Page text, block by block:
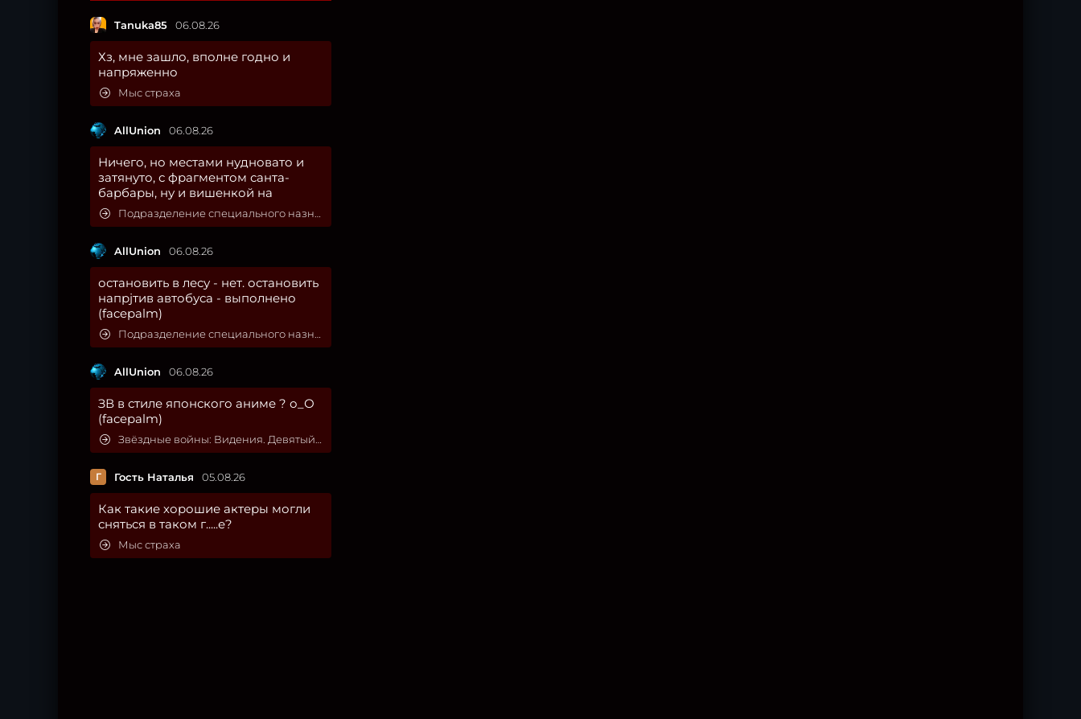
Tanuka85 06.08.26
Хз, мне зашло, вполне годно и
напряженно
Мыс страха
AllUnion 06.08.26
Ничего, но местами нудновато и
затянуто, с фрагментом санта-
барбары, ну и вишенкой на
Подразделение специального назначения
AllUnion 06.08.26
остановить в лесу - нет. остановить
напрjтив автобуса - выполнено
(facepalm)
Подразделение специального назначения
AllUnion 06.08.26
ЗВ в стиле японского аниме ? о_О
(facepalm)
Звёздные войны: Видения. Девятый джедай
Г Гость Наталья 05.08.26
Как такие хорошие актеры могли
сняться в таком г.....е?
Мыс страха